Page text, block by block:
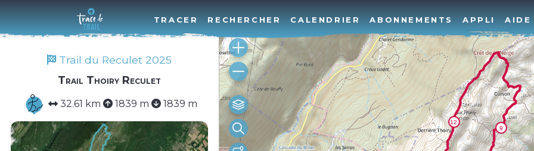
TRACER RECHERCHER CALENDRIER ABONNEMENTS APPLI AIDE
Trail du Reculet 2025
Trail Thoiry Reculet
32.61 km 1839 m 1839 m